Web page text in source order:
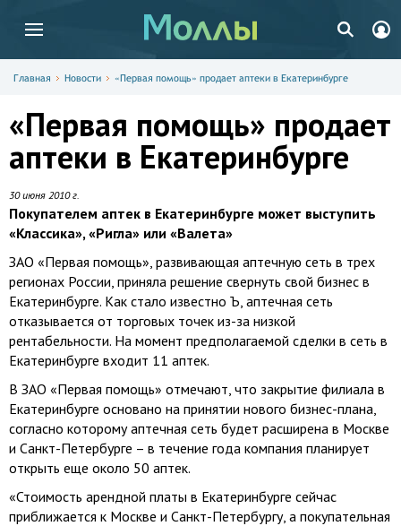
Главная Новости «Первая помощь» продает аптеки в Екатеринбурге
«Первая помощь» продает
аптеки в Екатеринбурге
30 июня 2010 г.
Покупателем аптек в Екатеринбурге может выступить
«Классика», «Ригла» или «Валета»
ЗАО «Первая помощь», развивающая аптечную сеть в трех
регионах России, приняла решение свернуть свой бизнес в
Екатеринбурге. Как стало известно Ъ, аптечная сеть
отказывается от торговых точек из-за низкой
рентабельности. На момент предполагаемой сделки в сеть в
Екатеринбурге входит 11 аптек.
В ЗАО «Первая помощь» отмечают, что закрытие филиала в
Екатеринбурге основано на принятии нового бизнес-плана,
согласно которому аптечная сеть будет расширена в Москве
и Санкт-Петербурге – в течение года компания планирует
открыть еще около 50 аптек.
«Стоимость арендной платы в Екатеринбурге сейчас
приближается к Москве и Санкт-Петербургу, а покупательная